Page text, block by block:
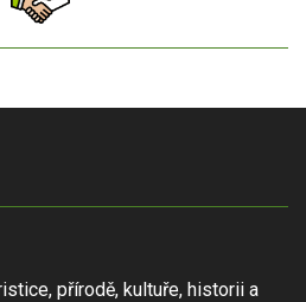
přírodě, kultuře, historii a